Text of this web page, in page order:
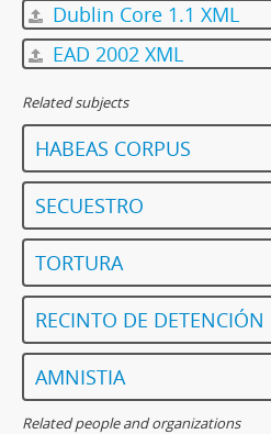
Dublin Core 1.1 XML
EAD 2002 XML
Related subjects
HABEAS CORPUS
SECUESTRO
TORTURA
RECINTO DE DETENCIÓN
AMNISTIA
Related people and organizations